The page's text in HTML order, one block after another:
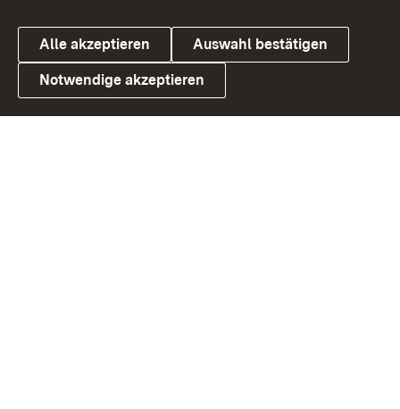
Link zum Landesportal
Alle akzeptieren Auswahl bestätigen
Notwendige akzeptieren